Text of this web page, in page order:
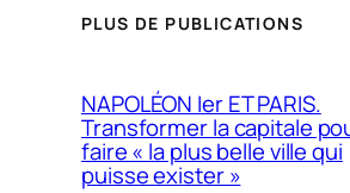
PLUS DE PUBLICATIONS
NAPOLÉON Ier ET PARIS.
Transformer la capitale
faire « la plus belle ville qui
puisse exister »